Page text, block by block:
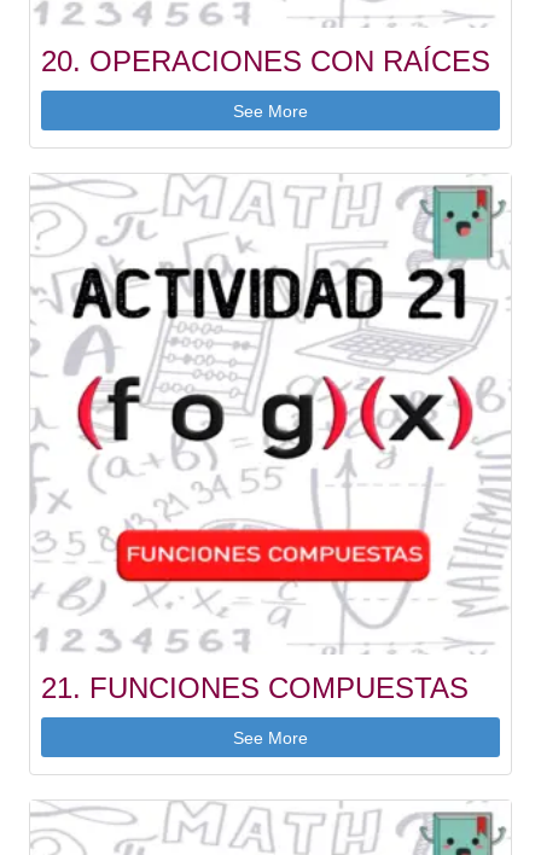
20. OPERACIONES CON RAÍCES
See More
21. FUNCIONES COMPUESTAS
See More